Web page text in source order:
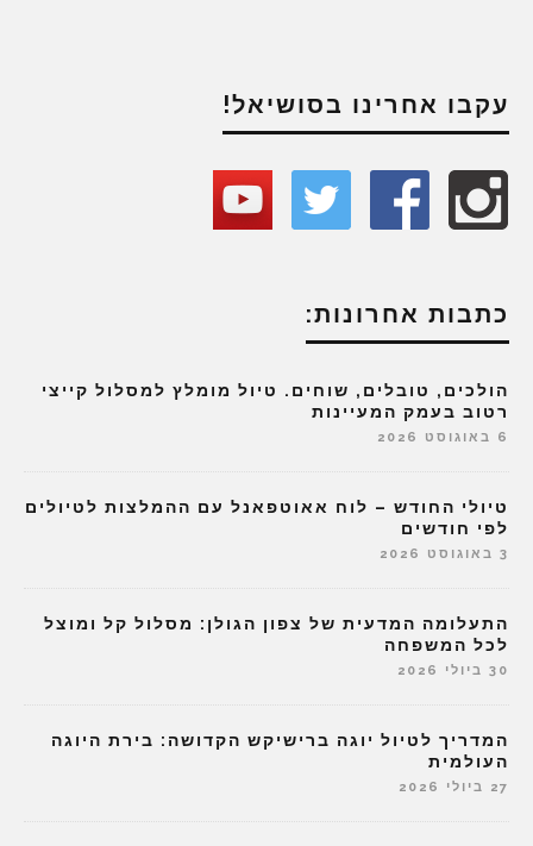
עקבו אחרינו בסושיאל!
כתבות אחרונות:
הולכים, טובלים, שוחים. טיול מומלץ למסלול קייצי
רטוב בעמק המעיינות
6 באוגוסט 2026
טיולי החודש – לוח אאוטפאנל עם ההמלצות לטיולים
לפי חודשים
3 באוגוסט 2026
התעלומה המדעית של צפון הגולן: מסלול קל ומוצל
לכל המשפחה
30 ביולי 2026
המדריך לטיול יוגה ברישיקש הקדושה: בירת היוגה
העולמית
27 ביולי 2026